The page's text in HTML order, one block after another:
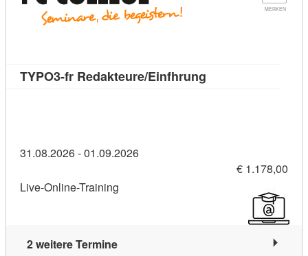
MERKEN
TYPO3-fr Redakteure/Einfhrung
31.08.2026 - 01.09.2026
€ 1.178,00
Live-Online-Training
2 weitere Termine